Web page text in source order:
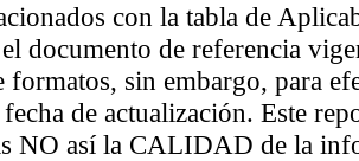
con la tabla de
documento de referencia
sin embargo, para
de actualización. Este
NO así la CALIDAD de la